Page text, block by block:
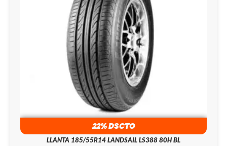
22% DSCTO
LLANTA 185/55R14 LANDSAIL LS388 80H BL